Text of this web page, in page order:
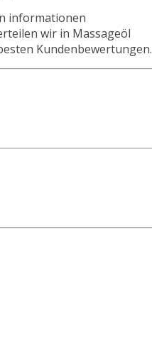
informationen
wir in Massageöl
Kundenbewertungen.